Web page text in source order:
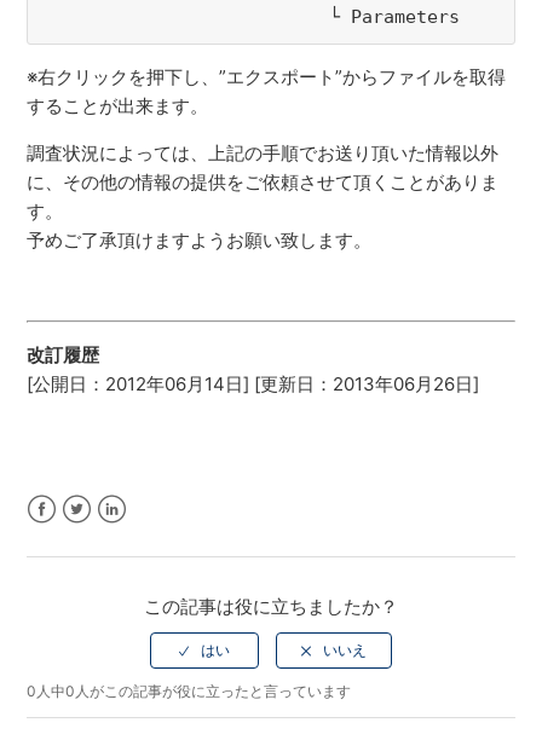
└ Parameters
※右クリックを押下し、”エクスポート”からファイルを取得
することが出来ます。
調査状況によっては、上記の手順でお送り頂いた情報以外
に、その他の情報の提供をご依頼させて頂くことがありま
す。
予めご了承頂けますようお願い致します。
改訂履歴
[公開日：2012年06月14日] [更新日：2013年06月26日]
この記事は役に立ちましたか？
0人中0人がこの記事が役に立ったと言っています